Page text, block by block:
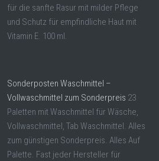
für die sanfte Rasur mit milder Pflege
und Schutz für empfindliche Haut mit
Vitamin E. 100 ml.
Sonderposten Waschmittel –
Vollwaschmittel zum Sonderpreis 23
Paletten mit Waschmittel für Wäsche,
Vollwaschmittel, Tab Waschmittel. Alles
zum günstigen Sonderpreis. Alles Auf
Palette. Fast jeder Hersteller für